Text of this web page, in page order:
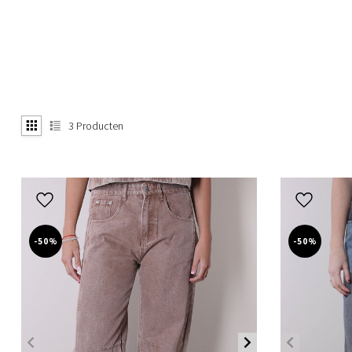
3 Producten
-50% -50%